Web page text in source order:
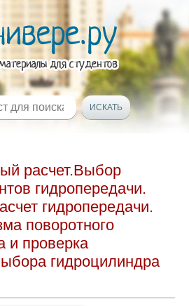
расчет.Выбор
гидропередачи.
гидропередачи.
поворотного
и проверка
гидроцилиндра